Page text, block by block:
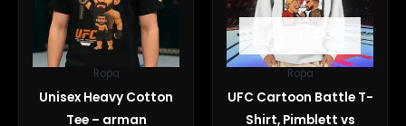
Ropa
Unisex Heavy Cotton
Tee – arman
AGOTADO
Ropa
UFC Cartoon Battle T-
Shirt, Pimblett vs